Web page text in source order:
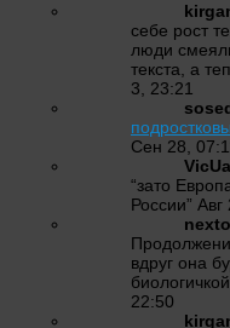
себе рост
люди
текста, а
3, 23:21
Сен 28,
VicUa
“зато
России” Авг
nexto
вдруг она
22:50